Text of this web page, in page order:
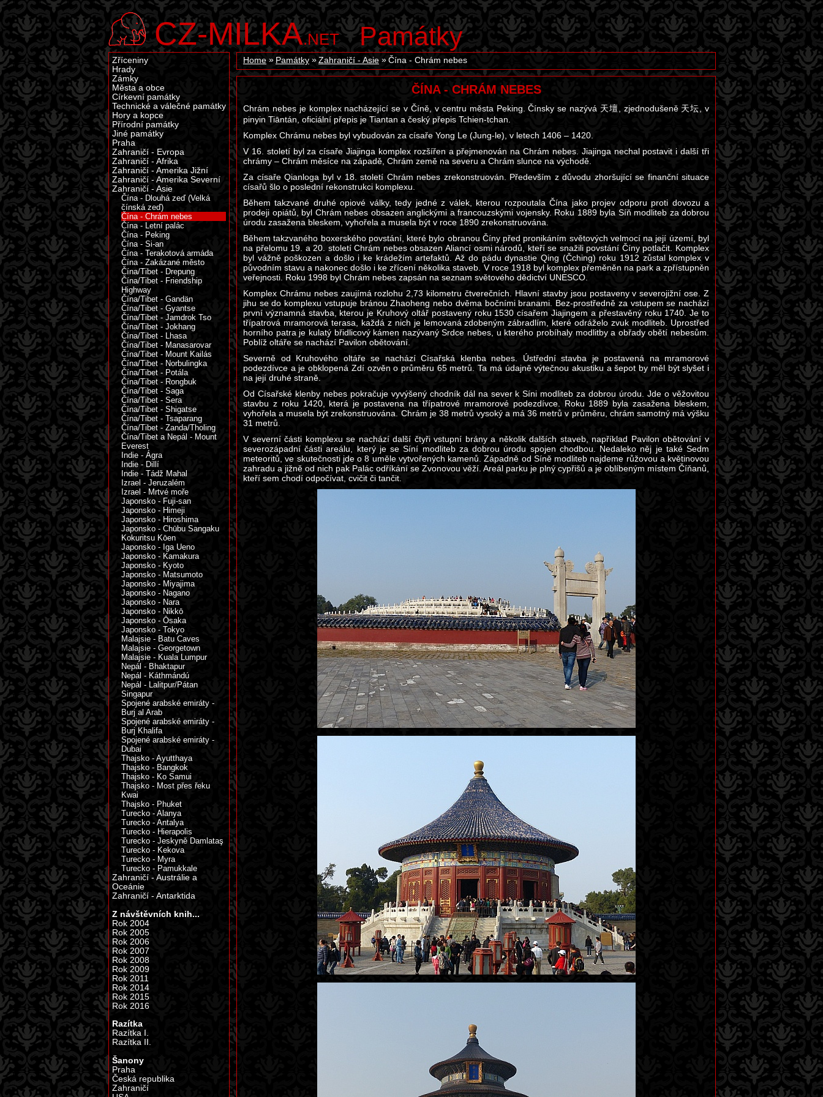
CZ-MILKA.NET Památky
Home Památky Zahraničí - Asie Čína - Chrám nebes
ČÍNA - CHRÁM NEBES
Chrám nebes je komplex nacházející se v Číně, v centru města Peking. Čínsky se nazývá 天壇, zjednodušeně 天坛, v
pinyin Tiāntán, oficiální přepis je Tiantan a český přepis Tchien-tchan.
Komplex Chrámu nebes byl vybudován za císaře Yong Le (Jung-le), v letech 1406 – 1420.
V 16. století byl za císaře Jiajinga komplex rozšířen a přejmenován na Chrám nebes. Jiajinga nechal postavit i další tři
chrámy – Chrám měsíce na západě, Chrám země na severu a Chrám slunce na východě.
Za císaře Qianloga byl v 18. století Chrám nebes zrekonstruován. Především z důvodu zhoršující se finanční situace
císařů šlo o poslední rekonstrukci komplexu.
Během takzvané druhé opiové války, tedy jedné z válek, kterou rozpoutala Čína jako projev odporu proti dovozu a
prodeji opiátů, byl Chrám nebes obsazen anglickými a francouzskými vojensky. Roku 1889 byla Síň modliteb za dobrou
úrodu zasažena bleskem, vyhořela a musela být v roce 1890 zrekonstruována.
Během takzvaného boxerského povstání, které bylo obranou Číny před pronikáním světových velmocí na její území, byl
na přelomu 19. a 20. století Chrám nebes obsazen Aliancí osmi národů, kteří se snažili povstání Číny potlačit. Komplex
byl vážně poškozen a došlo i ke krádežím artefaktů. Až do pádu dynastie Qing (Čching) roku 1912 zůstal komplex v
původním stavu a nakonec došlo i ke zřícení několika staveb. V roce 1918 byl komplex přeměněn na park a zpřístupněn
veřejnosti. Roku 1998 byl Chrám nebes zapsán na seznam světového dědictví UNESCO.
Komplex Chrámu nebes zaujímá rozlohu 2,73 kilometru čtverečních. Hlavní stavby jsou postaveny v severojižní ose. Z
jihu se do komplexu vstupuje bránou Zhaoheng nebo dvěma bočními branami. Bez-prostředně za vstupem se nachází
první významná stavba, kterou je Kruhový oltář postavený roku 1530 císařem Jiajingem a přestavěný roku 1740. Je to
třípatrová mramorová terasa, každá z nich je lemovaná zdobeným zábradlím, které odráželo zvuk modliteb. Uprostřed
horního patra je kulatý břidlicový kámen nazývaný Srdce nebes, u kterého probíhaly modlitby a obřady obětí nebesům.
Poblíž oltáře se nachází Pavilon obětování.
Severně od Kruhového oltáře se nachází Císařská klenba nebes. Ústřední stavba je postavená na mramorové
podezdívce a je obklopená Zdí ozvěn o průměru 65 metrů. Ta má údajně výtečnou akustiku a šepot by měl být slyšet i
na její druhé straně.
Od Císařské klenby nebes pokračuje vyvýšený chodník dál na sever k Síni modliteb za dobrou úrodu. Jde o věžovitou
stavbu z roku 1420, která je postavena na třípatrové mramorové podezdívce. Roku 1889 byla zasažena bleskem,
vyhořela a musela být zrekonstruována. Chrám je 38 metrů vysoký a má 36 metrů v průměru, chrám samotný má výšku
31 metrů.
V severní části komplexu se nachází další čtyři vstupní brány a několik dalších staveb, například Pavilon obětování v
severozápadní části areálu, který je se Síní modliteb za dobrou úrodu spojen chodbou. Nedaleko něj je také Sedm
meteoritů, ve skutečnosti jde o 8 uměle vytvořených kamenů. Západně od Síně modliteb najdeme růžovou a květinovou
zahradu a jižně od nich pak Palác odříkání se Zvonovou věží. Areál parku je plný cypřišů a je oblíbeným místem Číňanů,
kteří sem chodí odpočívat, cvičit či tančit.
Zříceniny
Hrady
Zámky
Města a obce
Církevní památky
Technické a válečné památky
Hory a kopce
Přírodní památky
Jiné památky
Praha
Zahraničí - Evropa
Zahraničí - Afrika
Zahraničí - Amerika Jižní
Zahraničí - Amerika Severní
Zahraničí - Asie
Čína - Dlouhá zeď (Velká
čínská zeď)
Čína - Chrám nebes
Čína - Letní palác
Čína - Peking
Čína - Si-an
Čína - Terakotová armáda
Čína - Zakázané město
Čína/Tibet - Drepung
Čína/Tibet - Friendship
Highway
Čína/Tibet - Gandän
Čína/Tibet - Gyantse
Čína/Tibet - Jamdrok Tso
Čína/Tibet - Jokhang
Čína/Tibet - Lhasa
Čína/Tibet - Manasarovar
Čína/Tibet - Mount Kailás
Čína/Tibet - Norbulingka
Čína/Tibet - Potála
Čína/Tibet - Rongbuk
Čína/Tibet - Saga
Čína/Tibet - Sera
Čína/Tibet - Shigatse
Čína/Tibet - Tsaparang
Čína/Tibet - Zanda/Tholing
Čína/Tibet a Nepál - Mount
Everest
Indie - Ágra
Indie - Dillí
Indie - Tádž Mahal
Izrael - Jeruzalém
Izrael - Mrtvé moře
Japonsko - Fuji-san
Japonsko - Himeji
Japonsko - Hiroshima
Japonsko - Chūbu Sangaku
Kokuritsu Kōen
Japonsko - Iga Ueno
Japonsko - Kamakura
Japonsko - Kyoto
Japonsko - Matsumoto
Japonsko - Miyajima
Japonsko - Nagano
Japonsko - Nara
Japonsko - Nikkō
Japonsko - Ōsaka
Japonsko - Tokyo
Malajsie - Batu Caves
Malajsie - Georgetown
Malajsie - Kuala Lumpur
Nepál - Bhaktapur
Nepál - Káthmándú
Nepál - Lalitpur/Pátan
Singapur
Spojené arabské emiráty -
Burj al Arab
Spojené arabské emiráty -
Burj Khalifa
Spojené arabské emiráty -
Dubai
Thajsko - Ayutthaya
Thajsko - Bangkok
Thajsko - Ko Samui
Thajsko - Most přes řeku
Kwai
Thajsko - Phuket
Turecko - Alanya
Turecko - Antalya
Turecko - Hierapolis
Turecko - Jeskyně Damlataş
Turecko - Kekova
Turecko - Myra
Turecko - Pamukkale
Zahraničí - Austrálie a
Oceánie
Zahraničí - Antarktida
Z návštěvních knih...
Rok 2004
Rok 2005
Rok 2006
Rok 2007
Rok 2008
Rok 2009
Rok 2011
Rok 2014
Rok 2015
Rok 2016
Razítka
Razítka I.
Razítka II.
Šanony
Praha
Česká republika
Zahraničí